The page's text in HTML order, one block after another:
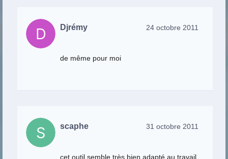
Djrémy 24 octobre 2011
de même pour moi
scaphe 31 octobre 2011
cet outil semble très bien adapté au travail